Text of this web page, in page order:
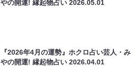
やの開運! 縁起物占い2026.05.01
『2026年4月の運勢』ホクロ占い芸人・み
やの開運! 縁起物占い2026.04.01